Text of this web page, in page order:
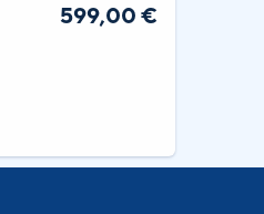
599,00 €